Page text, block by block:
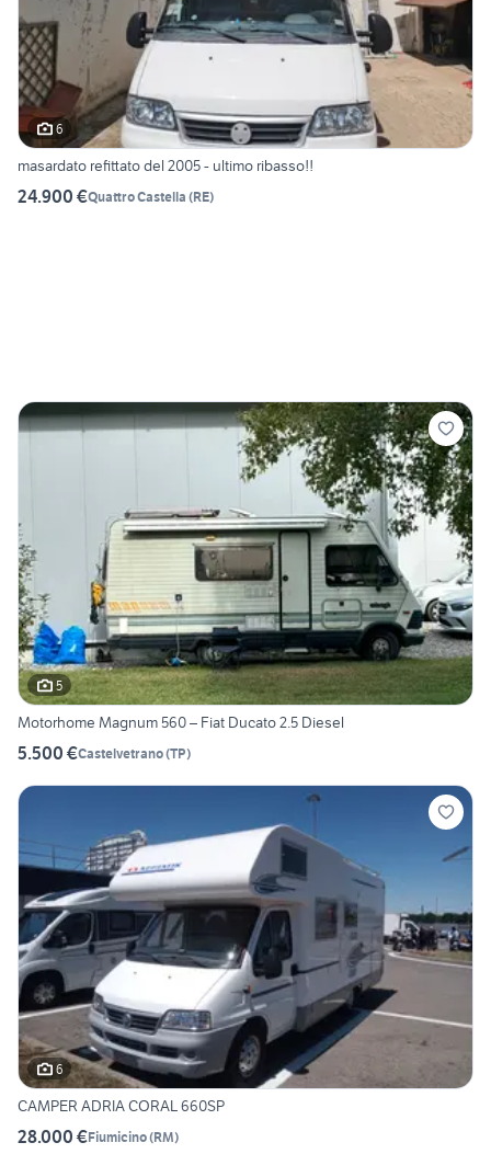
6
masardato refittato del 2005 - ultimo ribasso!!
24.900 €Quattro Castella (RE)
5
Motorhome Magnum 560 – Fiat Ducato 2.5 Diesel
5.500 €Castelvetrano(TP)
6
CAMPER ADRIA CORAL 660SP
28.000 €Fiumicino(RM)